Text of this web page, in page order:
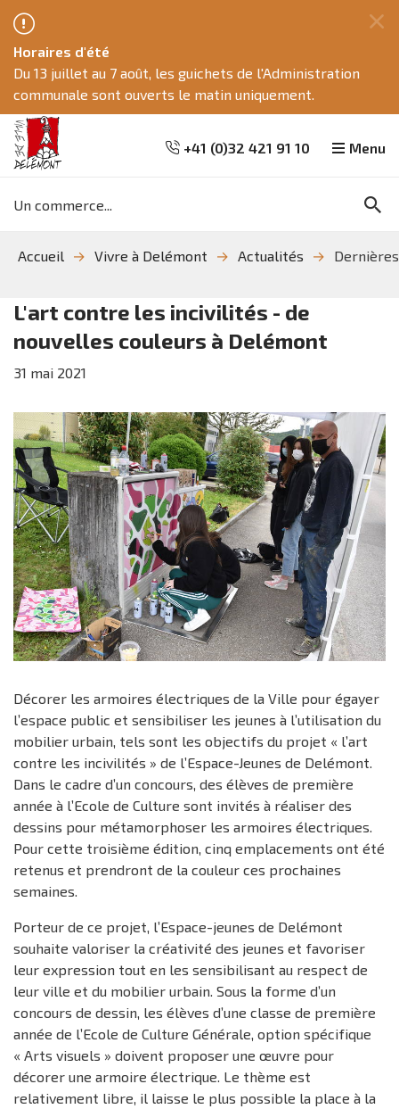
recherche
navigation
Horaires d'été
Du 13 juillet au 7 août, les guichets de l'Administration
communale sont ouverts le matin uniquement.
+41 (0)32 421 91 10
clés
Menu
Accueil Vivre à Delémont Actualités
L'art contre les incivilités - de
nouvelles couleurs à Delémont
31 mai 2021
Décorer les armoires électriques de la Ville pour égayer
l’espace public et sensibiliser les jeunes à l’utilisation du
mobilier urbain, tels sont les objectifs du projet « l’art
contre les incivilités » de l’Espace-Jeunes de Delémont.
Dans le cadre d’un concours, des élèves de première
année à l’Ecole de Culture sont invités à réaliser des
dessins pour métamorphoser les armoires électriques.
Pour cette troisième édition, cinq emplacements ont été
retenus et prendront de la couleur ces prochaines
semaines.
Porteur de ce projet, l’Espace-jeunes de Delémont
souhaite valoriser la créativité des jeunes et favoriser
leur expression tout en les sensibilisant au respect de
leur ville et du mobilier urbain. Sous la forme d’un
concours de dessin, les élèves d’une classe de première
année de l’Ecole de Culture Générale, option spécifique
« Arts visuels » doivent proposer une œuvre pour
décorer une armoire électrique. Le thème est
relativement libre, il laisse le plus possible la place à la